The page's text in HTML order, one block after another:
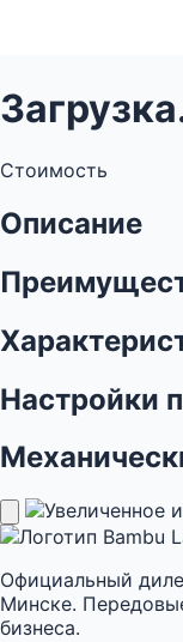
Стоимость
Описание
Настройки
Официальный
Минске.
бизнеса.